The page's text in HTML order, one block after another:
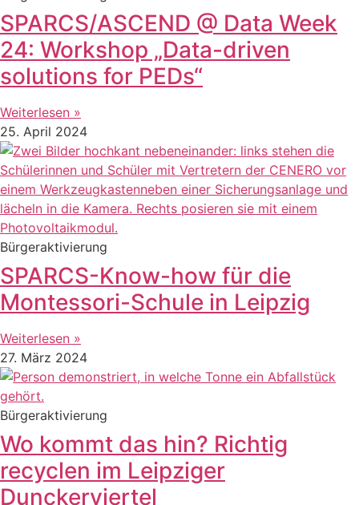
SPARCS/ASCEND @ Data Week
24: Workshop „Data-driven
solutions for PEDs“
Weiterlesen »
25. April 2024
Bürgeraktivierung
SPARCS-Know-how für die
Montessori-Schule in Leipzig
Weiterlesen »
27. März 2024
Bürgeraktivierung
Wo kommt das hin? Richtig
recyclen im Leipziger
Dunckerviertel